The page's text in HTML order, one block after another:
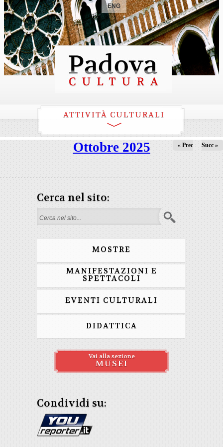
ENG
ATTIVITÀ CULTURALI
Ottobre 2025 « Prec Succ »
Cerca nel sito:
Form di ricerca
MOSTRE
MANIFESTAZIONI E
SPETTACOLI
EVENTI CULTURALI
DIDATTICA
Vai alla sezione
MUSEI
Condividi su: